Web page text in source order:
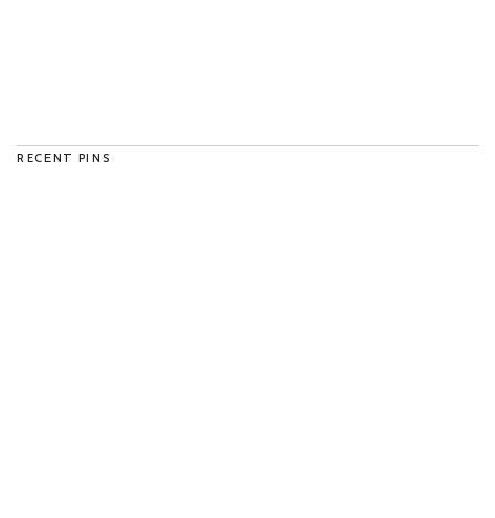
RECENT PINS